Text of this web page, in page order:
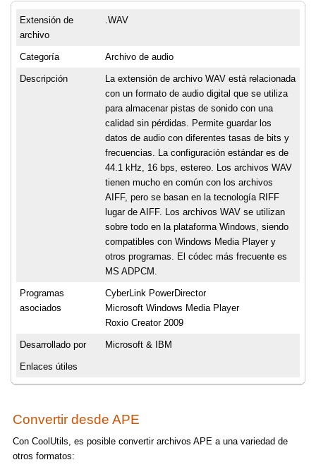
Extensión de
archivo
.WAV
Categoría Archivo de audio
Descripción
La extensión de archivo WAV está relacionada
con un formato de audio digital que se utiliza
para almacenar pistas de sonido con una
calidad sin pérdidas. Permite guardar los
datos de audio con diferentes tasas de bits y
frecuencias. La configuración estándar es de
44.1 kHz, 16 bps, estereo. Los archivos WAV
tienen mucho en común con los archivos
AIFF, pero se basan en la tecnología RIFF
lugar de AIFF. Los archivos WAV se utilizan
sobre todo en la plataforma Windows, siendo
compatibles con Windows Media Player y
otros programas. El códec más frecuente es
MS ADPCM.
Programas
asociados
CyberLink PowerDirector
Microsoft Windows Media Player
Roxio Creator 2009
Desarrollado por Microsoft & IBM
Enlaces útiles
Convertir desde APE
Con CoolUtils, es posible convertir archivos APE a una variedad de
otros formatos: